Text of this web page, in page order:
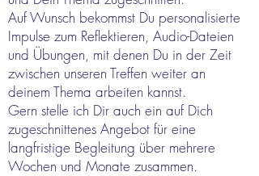
Auf Wunsch bekommst Du personalisierte
Impulse zum Reflektieren, Audio-Dateien
und Übungen, mit denen Du in der Zeit
zwischen unseren Treffen weiter an
deinem Thema arbeiten kannst.
Gern stelle ich Dir auch ein auf Dich
zugeschnittenes Angebot für eine
langfristige Begleitung über mehrere
Wochen und Monate zusammen.